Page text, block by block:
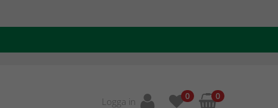
Logga in 0 0